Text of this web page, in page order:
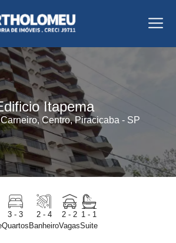
Itapema
Centro, Piracicaba - SP
3 - 3
Quartos
2 - 4
Banheiro
2 - 2
Vagas
1 - 1
Suite